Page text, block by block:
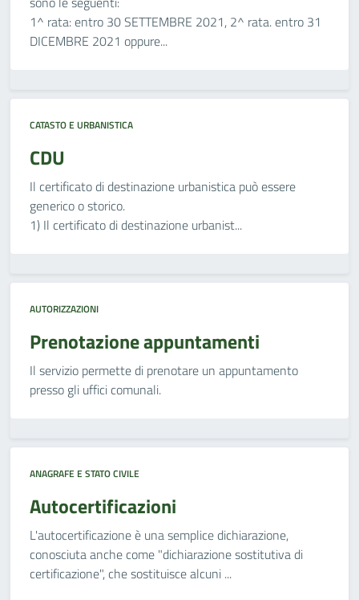
1^ rata: entro 30 SETTEMBRE 2021, 2^ rata. entro 31
DICEMBRE 2021 oppure...
CATASTO E URBANISTICA
CDU
Il certificato di destinazione urbanistica può essere
generico o storico.
1) Il certificato di destinazione urbanist...
AUTORIZZAZIONI
Prenotazione appuntamenti
Il servizio permette di prenotare un appuntamento
presso gli uffici comunali.
ANAGRAFE E STATO CIVILE
Autocertificazioni
L'autocertificazione è una semplice dichiarazione,
conosciuta anche come "dichiarazione sostitutiva di
certificazione", che sostituisce alcuni ...